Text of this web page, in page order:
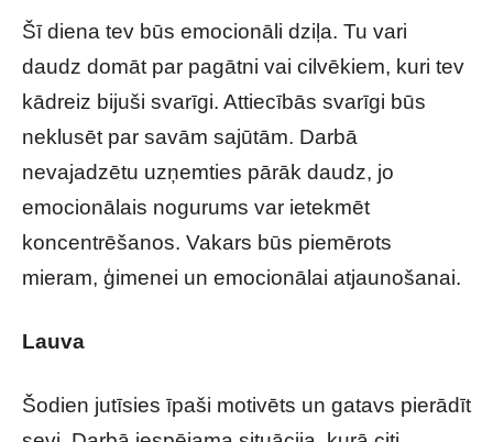
Šī diena tev būs emocionāli dziļa. Tu vari
daudz domāt par pagātni vai cilvēkiem, kuri tev
kādreiz bijuši svarīgi. Attiecībās svarīgi būs
neklusēt par savām sajūtām. Darbā
nevajadzētu uzņemties pārāk daudz, jo
emocionālais nogurums var ietekmēt
koncentrēšanos. Vakars būs piemērots
mieram, ģimenei un emocionālai atjaunošanai.
Lauva
Šodien jutīsies īpaši motivēts un gatavs pierādīt